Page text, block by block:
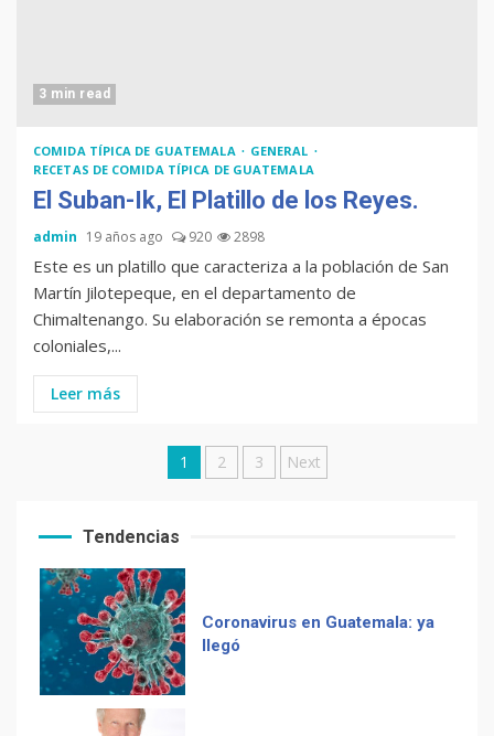
3 min read
COMIDA TÍPICA DE GUATEMALA
GENERAL
RECETAS DE COMIDA TÍPICA DE GUATEMALA
El Suban-Ik, El Platillo de los Reyes.
admin 19 años ago 920 2898
Este es un platillo que caracteriza a la población de San
Martín Jilotepeque, en el departamento de
Chimaltenango. Su elaboración se remonta a épocas
coloniales,...
Leer más
Posts
1 2 3 Next
Tendencias
Chapinismos sobre animales
Coronavirus en Guatemala: ya
de Guatemala y expresidente
del país)